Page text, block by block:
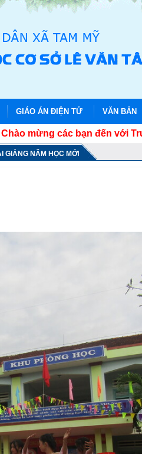
GIÁO ÁN ĐIỆN TỬ VĂN BẢN
mừng các bạn đến với Trường
GIẢNG NĂM HỌC MỚI